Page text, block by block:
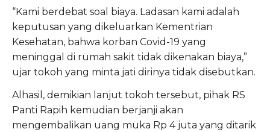
“Kami berdebat soal biaya. Ladasan kami adalah
keputusan yang dikeluarkan Kementrian
Kesehatan, bahwa korban Covid-19 yang
meninggal di rumah sakit tidak dikenakan biaya,”
ujar tokoh yang minta jati dirinya tidak disebutkan.
Alhasil, demikian lanjut tokoh tersebut, pihak RS
Panti Rapih kemudian berjanji akan
mengembalikan uang muka Rp 4 juta yang ditarik